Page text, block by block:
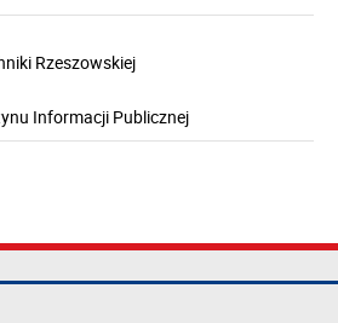
Rzeszowskiej
Informacji Publicznej
tel.: +48 17 865
Mapa serwisu